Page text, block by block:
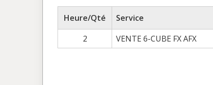
Heure/Qté Service
2
VENTE 6-CUBE FX AFX